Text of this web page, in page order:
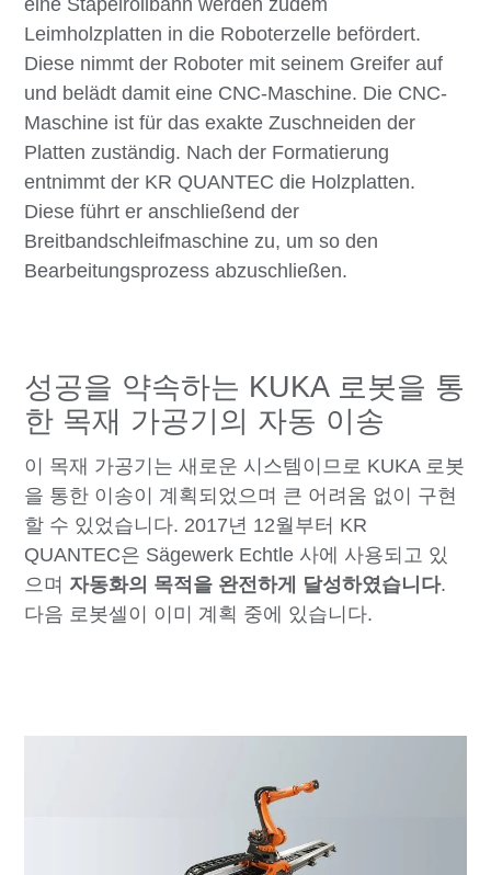
Leimholzplatten in die Roboterzelle befördert.
Diese nimmt der Roboter mit seinem Greifer auf
und belädt damit eine CNC-Maschine. Die CNC-
Maschine ist für das exakte Zuschneiden der
Platten zuständig. Nach der Formatierung
entnimmt der KR QUANTEC die Holzplatten.
Diese führt er anschließend der
Breitbandschleifmaschine zu, um so den
Bearbeitungsprozess abzuschließen.
성공을 약속하는 KUKA 로봇을 통
한 목재 가공기의 자동 이송
이 목재 가공기는 새로운 시스템이므로 KUKA 로봇
을 통한 이송이 계획되었으며 큰 어려움 없이 구현
할 수 있었습니다. 2017년 12월부터 KR
QUANTEC은 Sägewerk Echtle 사에 사용되고 있
으며 자동화의 목적을 완전하게 달성하였습니다.
다음 로봇셀이 이미 계획 중에 있습니다.